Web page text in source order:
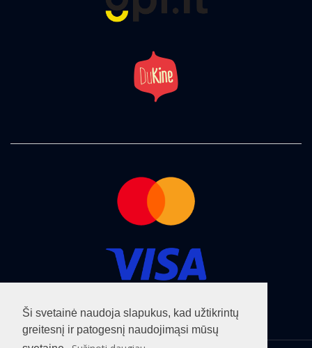
Ši svetainė naudoja slapukus, kad užtikrintų
greitesnį ir patogesnį naudojimąsi mūsų